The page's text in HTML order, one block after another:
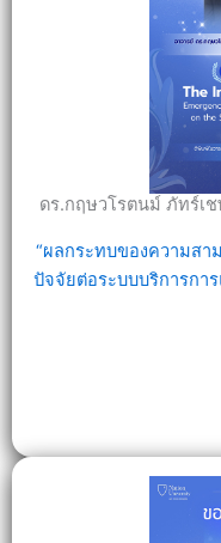
ดร.กฤษวโรตนม์ ภัทร์เ
“ผลกระทบของความสา
ปัจจัยต่อระบบบริการกา